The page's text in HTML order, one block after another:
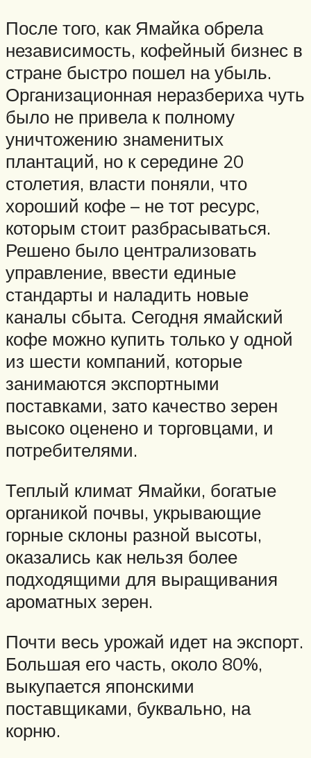
После того, как Ямайка обрела
независимость, кофейный бизнес в
стране быстро пошел на убыль.
Организационная неразбериха чуть
было не привела к полному
уничтожению знаменитых
плантаций, но к середине 20
столетия, власти поняли, что
хороший кофе – не тот ресурс,
которым стоит разбрасываться.
Решено было централизовать
управление, ввести единые
стандарты и наладить новые
каналы сбыта. Сегодня ямайский
кофе можно купить только у одной
из шести компаний, которые
занимаются экспортными
поставками, зато качество зерен
высоко оценено и торговцами, и
потребителями.
Теплый климат Ямайки, богатые
органикой почвы, укрывающие
горные склоны разной высоты,
оказались как нельзя более
подходящими для выращивания
ароматных зерен.
Почти весь урожай идет на экспорт.
Большая его часть, около 80%,
выкупается японскими
поставщиками, буквально, на
корню.